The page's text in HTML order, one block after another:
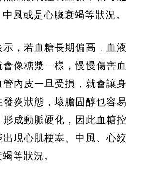
風或是心臟衰竭等狀況。
示，若血糖長期偏高，血液
像糖漿一樣，慢慢傷害血
內皮一旦受損，就會讓身
炎狀態，壞膽固醇也容易
成動脈硬化，因此血糖控
現心肌梗塞、中風、心絞
等狀況。